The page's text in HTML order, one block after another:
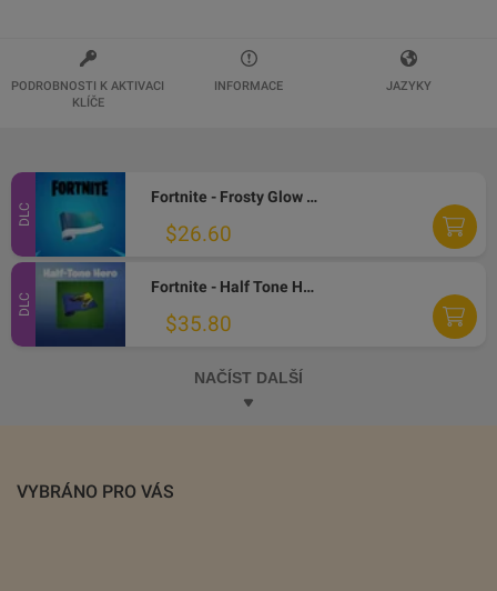
PODROBNOSTI K AKTIVACI
KLÍČE
INFORMACE JAZYKY
DLC
Fortnite - Frosty Glow Wrap DLC PC Epic Games CD Key
$26.60
DLC
Fortnite - Half Tone Hero Wrap DLC PC Epic Games CD Key
$35.80
NAČÍST DALŠÍ
VYBRÁNO PRO VÁS